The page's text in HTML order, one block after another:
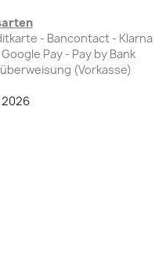
- Bancontact - Klarna
Pay - Pay by Bank
(Vorkasse)